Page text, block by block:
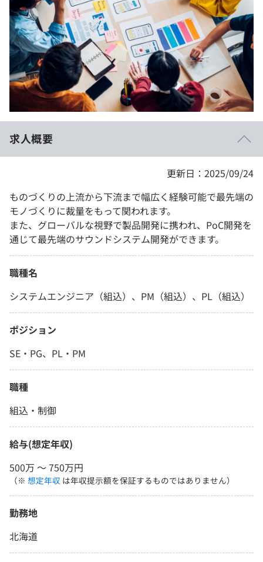
就活成功ガイド
プラン
個人向けプラン
法人向けプラン
学校向けプラン
契約内容・クーポン
note
求人概要
更新日：2025/09/24
ものづくりの上流から下流まで幅広く経験可能で最先端の
モノづくりに裁量をもって関われます。
また、グローバルな視野で製品開発に携われ、PoC開発を
通じて最先端のサウンドシステム開発ができます。
職種名
システムエンジニア（組込）、PM（組込）、PL（組込）
ポジション
SE・PG、PL・PM
職種
組込・制御
給与(想定年収)
500万 〜 750万円
（※ 想定年収 は年収提示額を保証するものではありません）
勤務地
北海道